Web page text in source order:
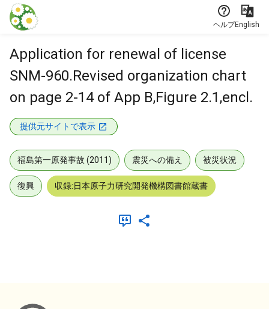
本文に飛ぶ
ヘルプEnglish
Application for renewal of license
SNM-960.Revised organization chart
on page 2-14 of App B,Figure 2.1,encl.
提供元サイトで表示
福島第一原発事故 (2011) 震災への備え 被災状況
復興 収録:日本原子力研究開発機構図書館蔵書